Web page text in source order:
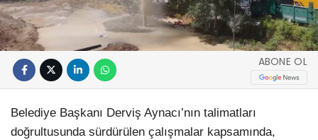
ABONE OL
Belediye Başkanı Derviş Aynacı’nın talimatları
doğrultusunda sürdürülen çalışmalar kapsamında,